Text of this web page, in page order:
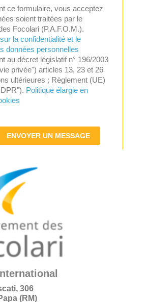
ce formulaire, vous acceptez
soient traitées par le
Focolari (P.A.F.O.M.).
la confidentialité et le
données personnelles
au décret législatif n° 196/2003
privée") articles 13, 23 et 26
ultérieures ; Règlement (UE)
Politique élargie en
ENVOYER UN MESSAGE
306
(RM)